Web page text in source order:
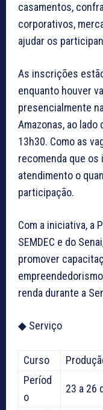
casamentos,
corporativos,
ajudar os
As inscrições
enquanto houver
presencialmente
Amazonas, ao lado
13h30. Como as
recomenda que
atendimento o
participação.
Com a iniciativa, a
SEMDEC e do
promover
renda durante a
◆ Serviço
Curso
Períod
o
23 a 26